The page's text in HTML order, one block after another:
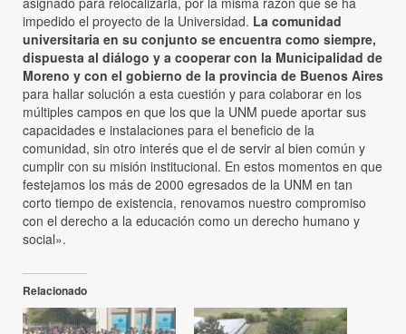
impedido el proyecto de la Universidad. La comunidad
universitaria en su conjunto se encuentra como siempre,
dispuesta al diálogo y a cooperar con la Municipalidad de
Moreno y con el gobierno de la provincia de Buenos Aires
para hallar solución a esta cuestión y para colaborar en los
múltiples campos en que los que la UNM puede aportar sus
capacidades e instalaciones para el beneficio de la
comunidad, sin otro interés que el de servir al bien común y
cumplir con su misión institucional. En estos momentos en que
festejamos los más de 2000 egresados de la UNM en tan
corto tiempo de existencia, renovamos nuestro compromiso
con el derecho a la educación como un derecho humano y
social».
Relacionado